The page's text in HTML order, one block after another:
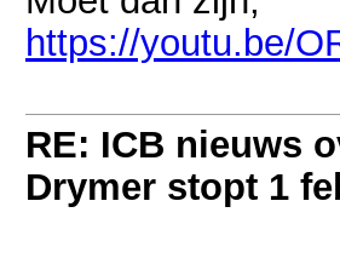
https://youtu.be/
RE: ICB nieuws
Drymer stopt 1